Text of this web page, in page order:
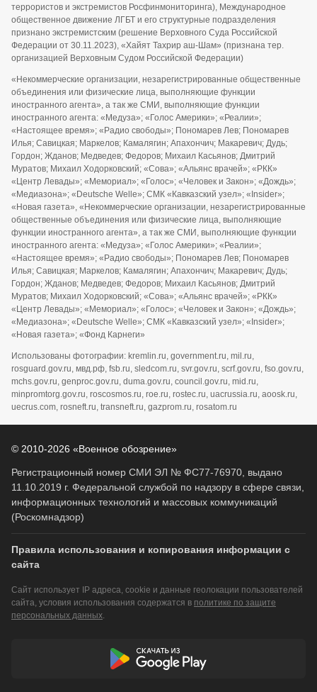
террористов и экстремистов Росфинмониторинга), Международное
общественное движение ЛГБТ и его структурные подразделения
признано экстремистским (решение Верховного Суда Российской
Федерации от 30.11.2023), «Хайят Тахрир аш-Шам» (признана тер.
организацией Верховным Судом Российской Федерации)
«Некоммерческие организации, незарегистрированные общественные
объединения или физические лица, выполняющие функции
иностранного агента», а так же СМИ, выполняющие функции
иностранного агента: «Медуза»; «Голос Америки»; «Реалии»;
«Настоящее время»; «Радио свободы»; Пономарев Лев; Пономарев
Илья; Савицкая; Маркелов; Камалягин; Апахончич; Макаревич; Дудь;
Гордон; Жданов; Медведев; Федоров; Михаил Касьянов; Дмитрий
Муратов; Михаил Ходорковский; «Сова»; «Альянс врачей»; «РКК»
«Центр Левады»; «Мемориал»; «Голос»; «Человек и Закон»; «Дождь»;
«Медиазона»; «Deutsche Welle»; СМК «Кавказский узел»; «Insider»;
«Новая газета», «Некоммерческие организации, незарегистрированные
общественные объединения или физические лица, выполняющие
функции иностранного агента», а так же СМИ, выполняющие функции
иностранного агента: «Медуза»; «Голос Америки»; «Реалии»;
«Настоящее время»; «Радио свободы»; Пономарев Лев; Пономарев
Илья; Савицкая; Маркелов; Камалягин; Апахончич; Макаревич; Дудь;
Гордон; Жданов; Медведев; Федоров; Михаил Касьянов; Дмитрий
Муратов; Михаил Ходорковский; «Сова»; «Альянс врачей»; «РКК»
«Центр Левады»; «Мемориал»; «Голос»; «Человек и Закон»; «Дождь»;
«Медиазона»; «Deutsche Welle»; СМК «Кавказский узел»; «Insider»;
«Новая газета»; «Фонд Карнеги»
Использованы фотографии: kremlin.ru, government.ru, mil.ru,
rosguard.gov.ru, мвд.рф, fsb.ru, sledcom.ru, svr.gov.ru, scrf.gov.ru, fso.gov.ru,
mchs.gov.ru, genproc.gov.ru, duma.gov.ru, council.gov.ru, mid.ru,
minpromtorg.gov.ru, roscosmos.ru, roe.ru, rostec.ru, uacrussia.ru, aoosk.ru,
uecrus.com, rosneft.ru, transneft.ru, gazprom.ru, rosatom.ru
© 2010-2026 «Военное обозрение»
Регистрационный номер СМИ ЭЛ № ФС77-76970, выдано
11.10.2019 г. Федеральной службой по надзору в сфере связи,
информационных технологий и массовых коммуникаций
(Роскомнадзор)
Правила использования и копирования информации с
сайта
Сайт использует IP адреса, cookie и данные геолокации пользователей
сайта, условия использования содержатся в политике по защите
персональных данных.